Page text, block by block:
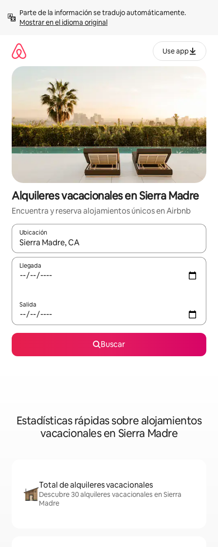
contenidoMostrar en el idioma original
Use app
Alquileres vacacionales en Sierra Madre
Encuentra y reserva alojamientos únicos en Airbnb
Ubicación
Cuando los resultados estén disponibles, navega con las
Llegada
Salida
Buscar
Estadísticas rápidas sobre alojamientos
vacacionales en Sierra Madre
Total de alquileres vacacionales
Descubre 30 alquileres vacacionales en Sierra
Madre